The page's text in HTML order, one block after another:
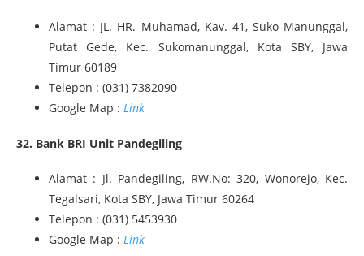
Alamat : JL. HR. Muhamad, Kav. 41, Suko Manunggal,
Putat Gede, Kec. Sukomanunggal, Kota SBY, Jawa
Timur 60189
Telepon : (031) 7382090
Google Map : Link
32. Bank BRI Unit Pandegiling
Alamat : Jl. Pandegiling, RW.No: 320, Wonorejo, Kec.
Tegalsari, Kota SBY, Jawa Timur 60264
Telepon : (031) 5453930
Google Map : Link